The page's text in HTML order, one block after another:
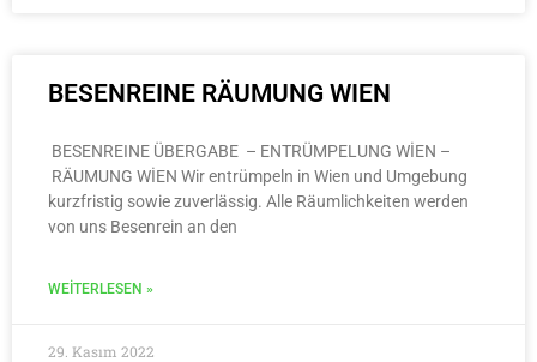
BESENREINE RÄUMUNG WIEN
BESENREINE ÜBERGABE – ENTRÜMPELUNG WİEN –
RÄUMUNG WİEN Wir entrümpeln in Wien und Umgebung
kurzfristig sowie zuverlässig. Alle Räumlichkeiten werden
von uns Besenrein an den
WEITERLESEN »
29. Kasım 2022